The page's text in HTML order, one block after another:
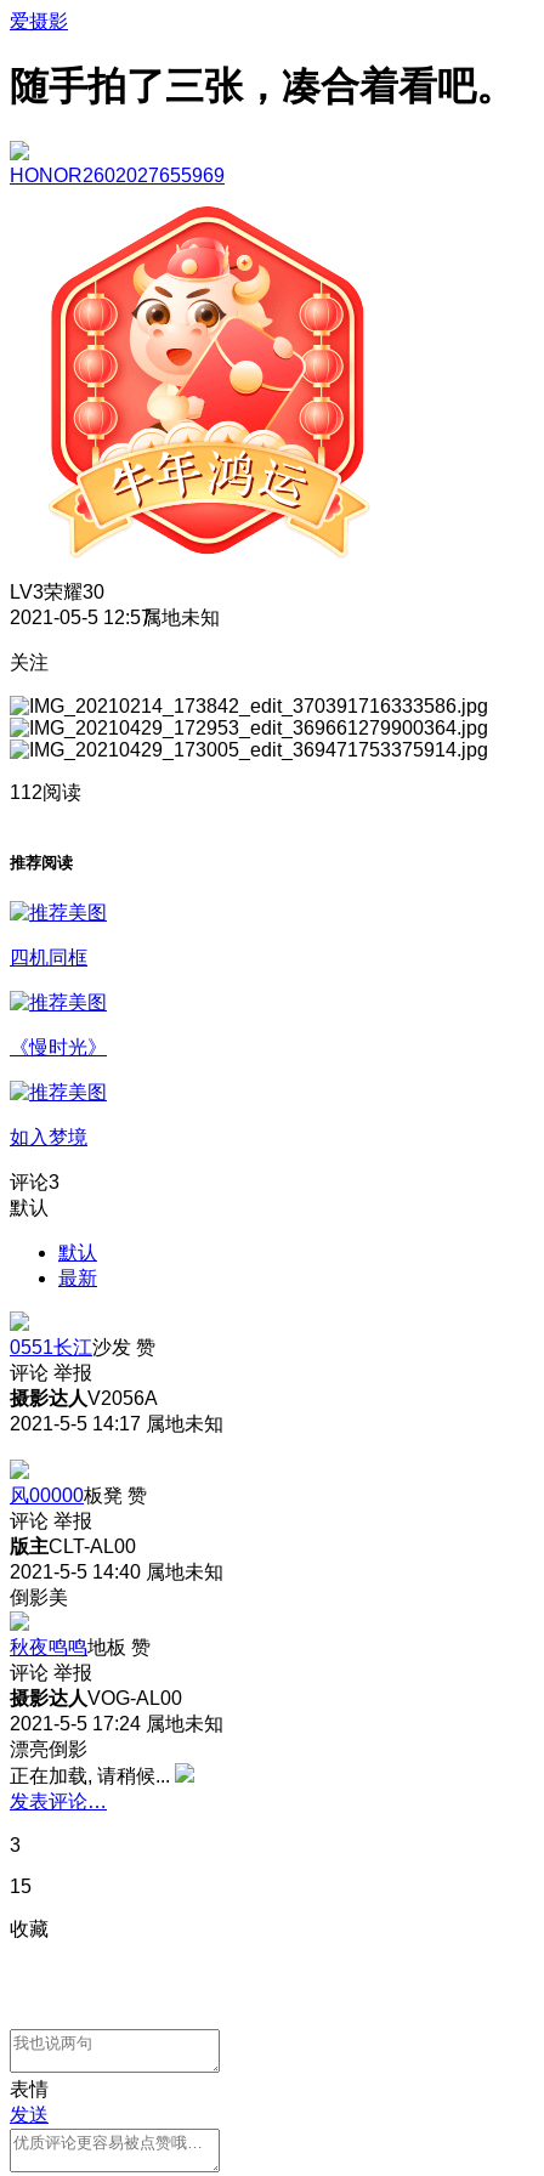
爱摄影
随手拍了三张，凑合着看吧。
HONOR2602027655969
LV3荣耀30
2021-05-5 12:57属地未知
关注
112阅读
推荐阅读
四机同框
《慢时光》
如入梦境
评论3
默认
默认
最新
0551长江沙发 赞
评论 举报
摄影达人V2056A
2021-5-5 14:17 属地未知
风00000板凳 赞
评论 举报
版主CLT-AL00
2021-5-5 14:40 属地未知
倒影美
秋夜鸣鸣地板 赞
评论 举报
摄影达人VOG-AL00
2021-5-5 17:24 属地未知
漂亮倒影
正在加载, 请稍候...
发表评论…
3
15
收藏
表情
发送